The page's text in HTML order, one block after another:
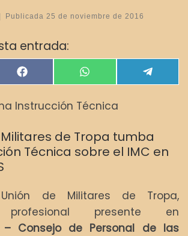
Publicada25 de noviembre de 2016
entrada:
enCompartir en
F
a
e
o
k
Compartir en
W
h
t
p
p
e
a
m
Instrucción Técnica
Militares de Tropa tumba
Técnica sobre el IMC en
de Militares de Tropa,
profesional presente en
– Consejo de Personal de las